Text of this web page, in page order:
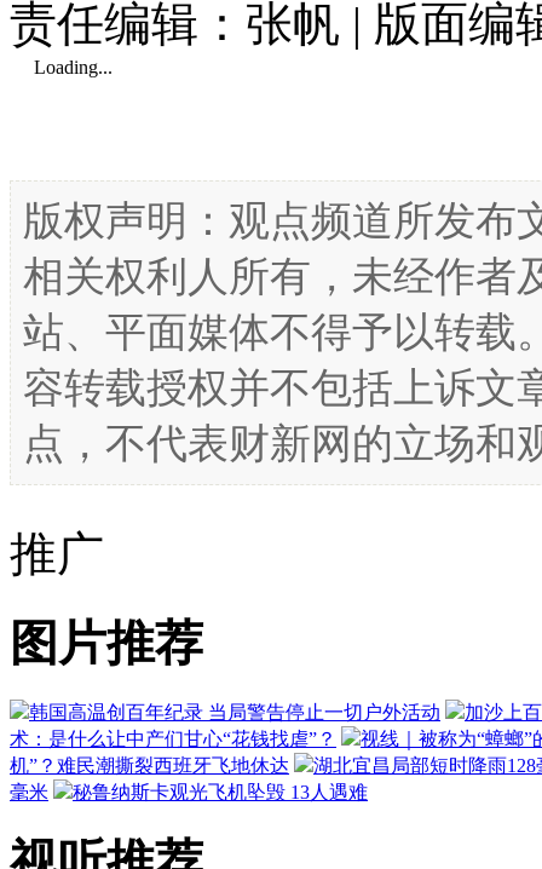
责任编辑：张帆 | 版面编
Loading...
版权声明：观点频道所发布
相关权利人所有，未经作者
站、平面媒体不得予以转载
容转载授权并不包括上诉文
点，不代表财新网的立场和
推广
图片推荐
韩国高温创百年纪录 当局警告停止一切户外活动
加沙上
术：是什么让中产们甘心“花钱找虐”？
视线｜被称为“蟑螂
机”？难民潮撕裂西班牙飞地休达
湖北宜昌局部短时降雨
毫米
秘鲁纳斯卡观光飞机坠毁 13人遇难